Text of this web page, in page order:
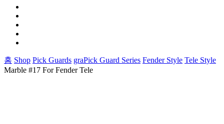
홈 Shop Pick Guards graPick Guard Series Fender Style Tele Style
Marble #17 For Fender Tele